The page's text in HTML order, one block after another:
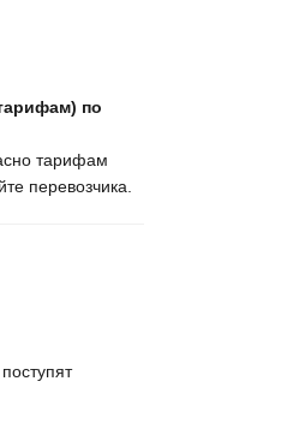
по
тарифам
перевозчика.